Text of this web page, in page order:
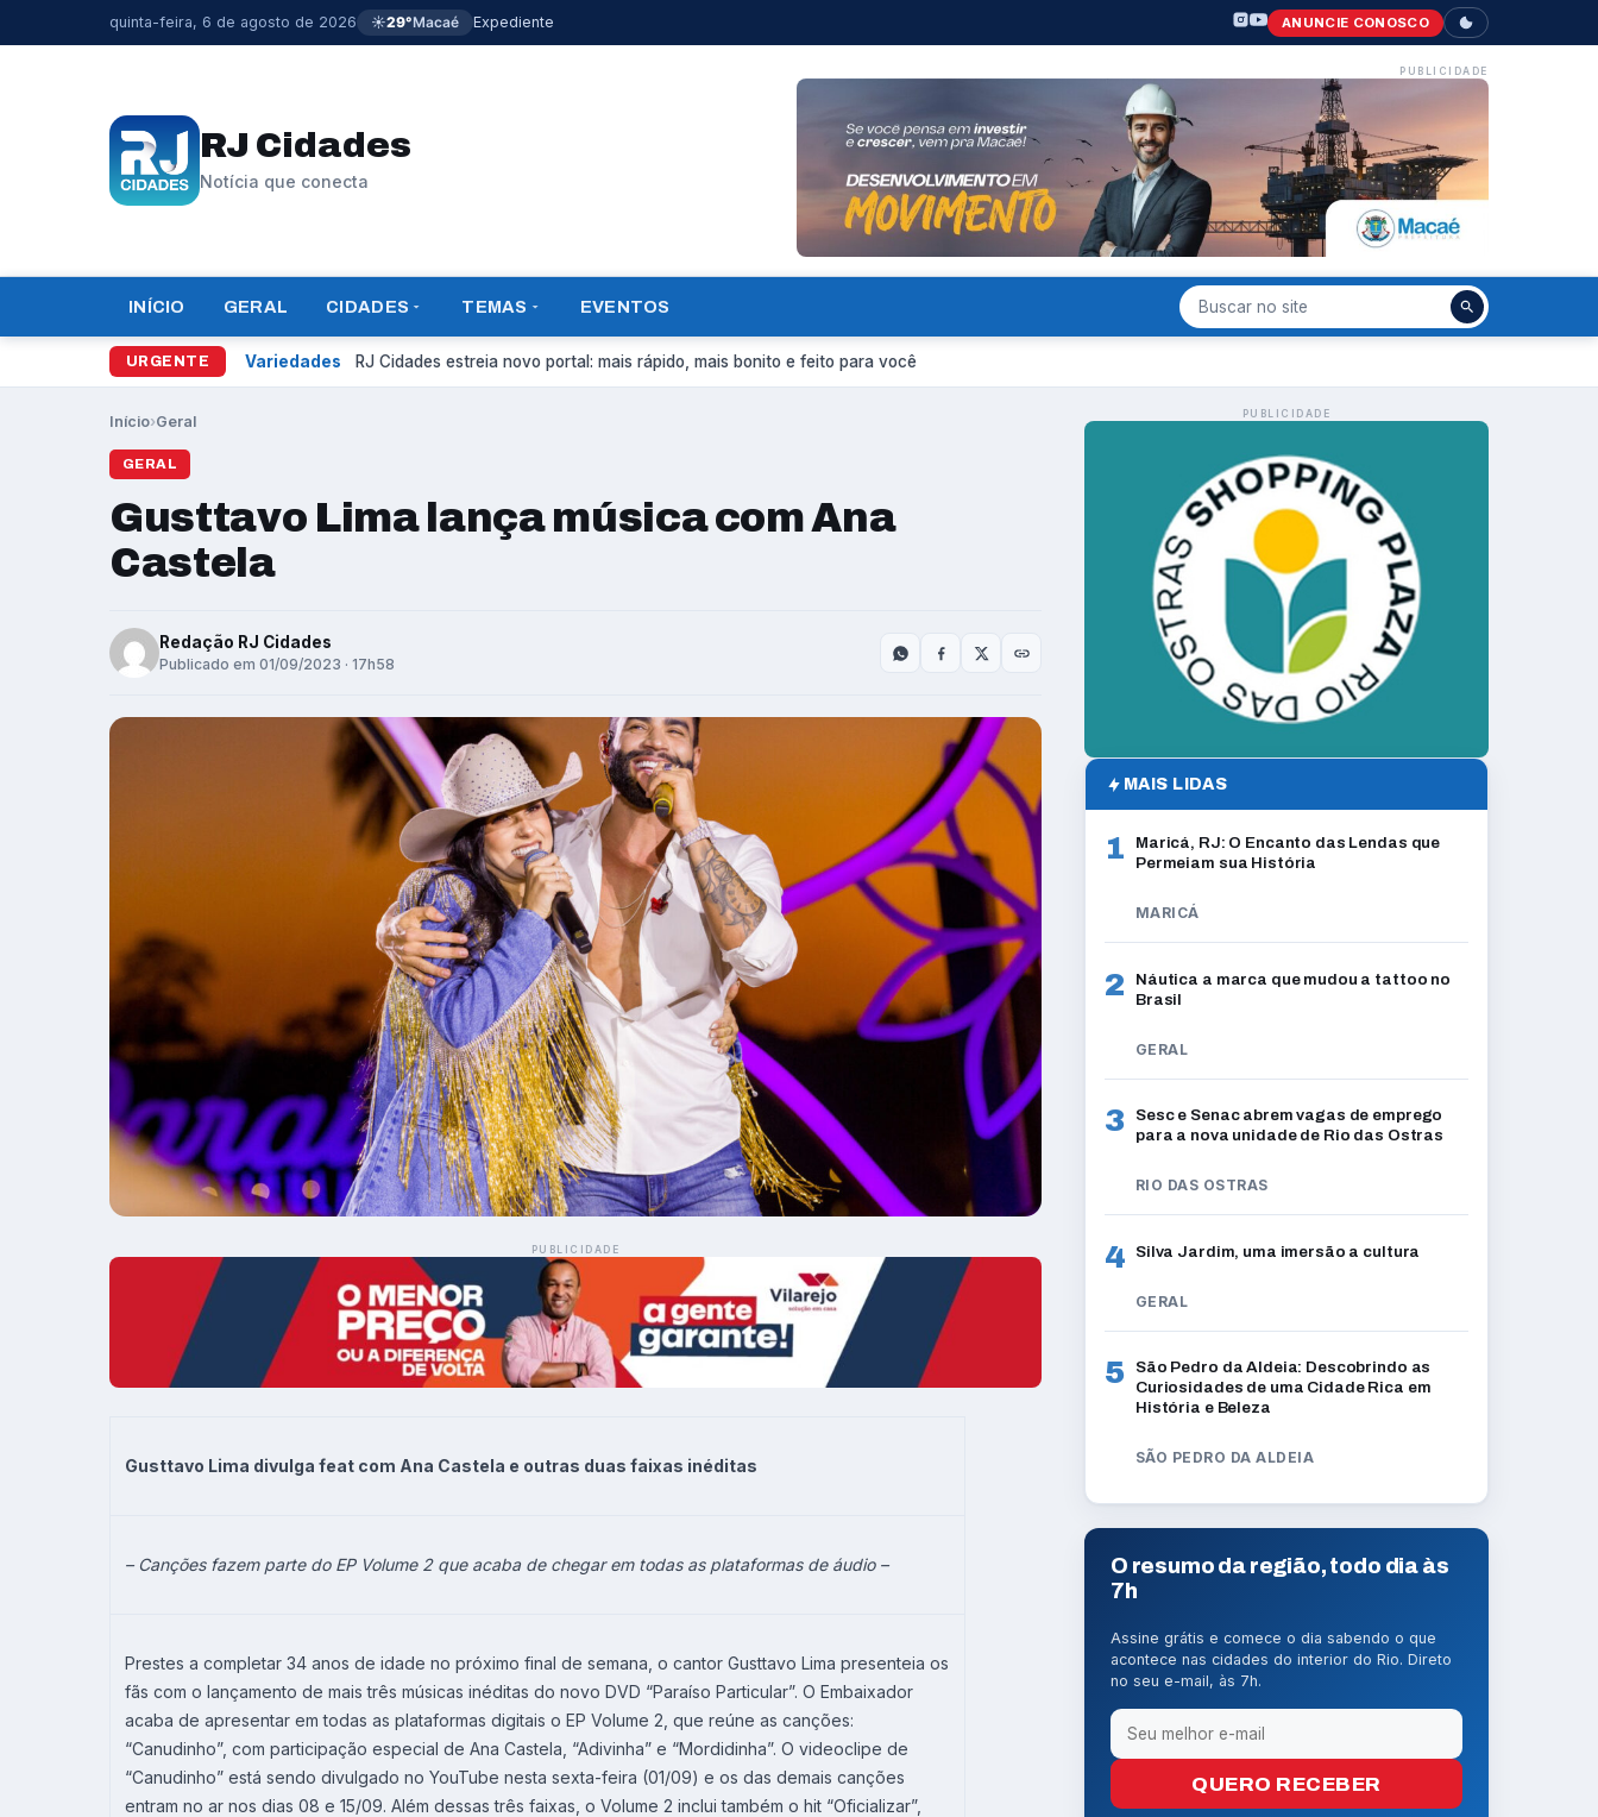
quinta-feira, 6 de agosto de 2026 ☀️29°Macaé Expediente ANUNCIE CONOSCO
RJ Cidades
Notícia que conecta
PUBLICIDADE
INÍCIO GERAL CIDADES TEMAS EVENTOS
URGENTE Variedades RJ Cidades estreia novo portal: mais rápido, mais bonito e feito para você
Início›Geral
GERAL
Gusttavo Lima lança música com Ana
Castela
Redação RJ Cidades
Publicado em 01/09/2023 · 17h58
PUBLICIDADE
Gusttavo Lima divulga feat com Ana Castela e outras duas faixas inéditas
– Canções fazem parte do EP Volume 2 que acaba de chegar em todas as plataformas de áudio –
Prestes a completar 34 anos de idade no próximo final de semana, o cantor Gusttavo Lima presenteia os
fãs com o lançamento de mais três músicas inéditas do novo DVD “Paraíso Particular”. O Embaixador
acaba de apresentar em todas as plataformas digitais o EP Volume 2, que reúne as canções:
“Canudinho”, com participação especial de Ana Castela, “Adivinha” e “Mordidinha”. O videoclipe de
“Canudinho” está sendo divulgado no YouTube nesta sexta-feira (01/09) e os das demais canções
entram no ar nos dias 08 e 15/09. Além dessas três faixas, o Volume 2 inclui também o hit “Oficializar”,
PUBLICIDADE
MAIS LIDAS
1
Maricá, RJ: O Encanto das Lendas que
Permeiam sua História
MARICÁ
2
Náutica a marca que mudou a tattoo no
Brasil
GERAL
3
Sesc e Senac abrem vagas de emprego
para a nova unidade de Rio das Ostras
RIO DAS OSTRAS
4 Silva Jardim, uma imersão a cultura
GERAL
5
São Pedro da Aldeia: Descobrindo as
Curiosidades de uma Cidade Rica em
História e Beleza
SÃO PEDRO DA ALDEIA
O resumo da região, todo dia às
7h
Assine grátis e comece o dia sabendo o que
acontece nas cidades do interior do Rio. Direto
no seu e-mail, às 7h.
QUERO RECEBER